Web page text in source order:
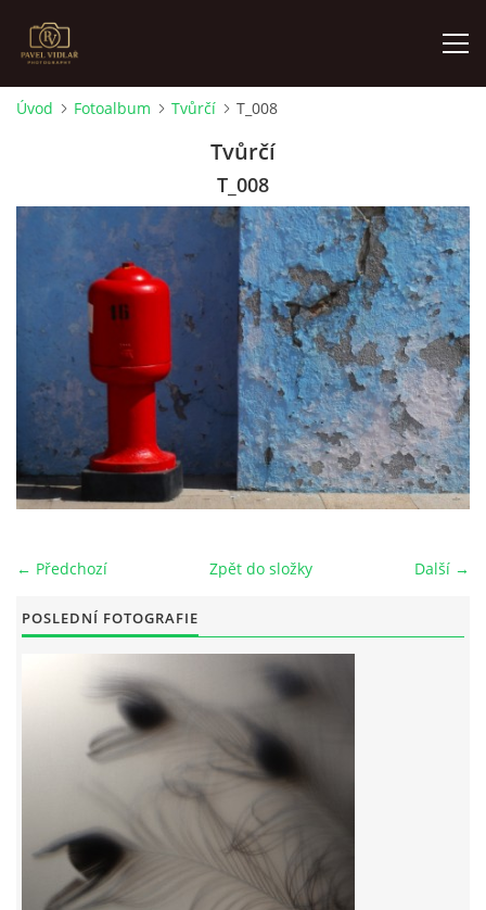
AKTUALITY
VÝSTAVY
KONTAKT
© 2026 eStránky.cz
Úvod Fotoalbum Tvůrčí T_008
Tvůrčí
T_008
← Předchozí Další →
Zpět do složky
POSLEDNÍ FOTOGRAFIE